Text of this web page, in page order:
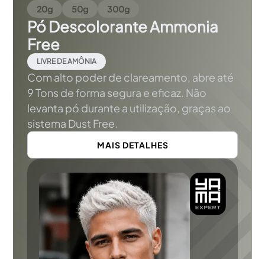
20g 50g 300g
Pó Descolorante Ammonia
Free
LIVRE DE AMÔNIA
Com alto poder de clareamento, abre até
9 Tons de forma segura e eficaz. Não
levanta pó durante a utilização, graças ao
sistema Dust Free.
MAIS DETALHES